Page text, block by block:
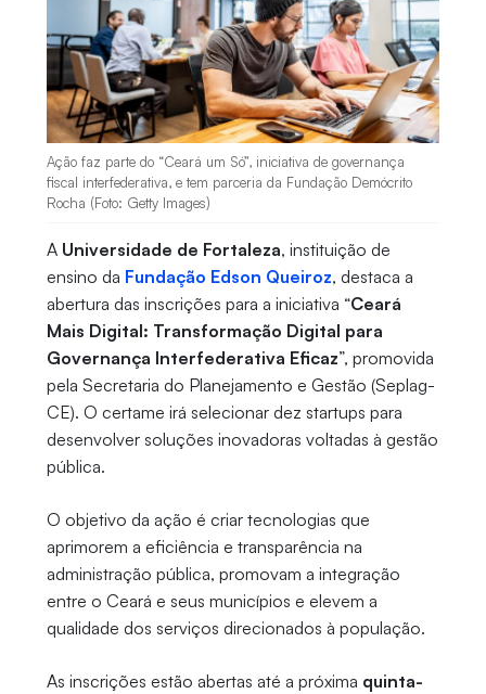
Ação faz parte do “Ceará um Só”, iniciativa de governança
fiscal interfederativa, e tem parceria da Fundação Demócrito
Rocha (Foto: Getty Images)
A Universidade de Fortaleza, instituição de
ensino da Fundação Edson Queiroz, destaca a
abertura das inscrições para a iniciativa “Ceará
Mais Digital: Transformação Digital para
Governança Interfederativa Eficaz”, promovida
pela Secretaria do Planejamento e Gestão (Seplag-
CE). O certame irá selecionar dez startups para
desenvolver soluções inovadoras voltadas à gestão
pública.
O objetivo da ação é criar tecnologias que
aprimorem a eficiência e transparência na
administração pública, promovam a integração
entre o Ceará e seus municípios e elevem a
qualidade dos serviços direcionados à população.
As inscrições estão abertas até a próxima quinta-